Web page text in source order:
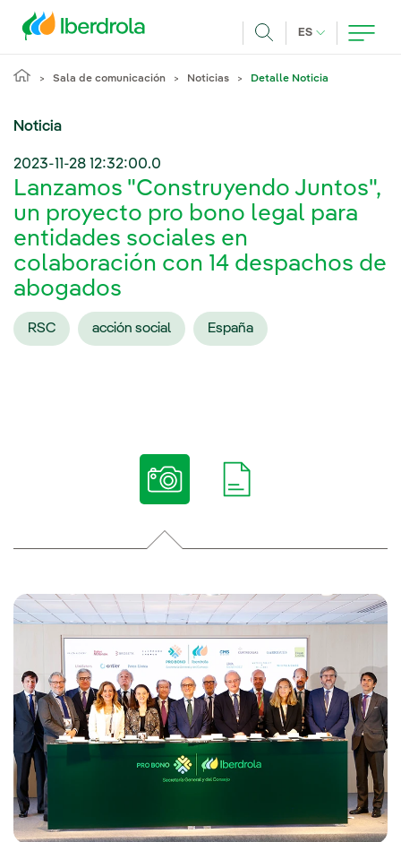
ES IDIOMA
Sala de comunicación Noticias Detalle Noticia
Noticia
2023-11-28 12:32:00.0
Lanzamos "Construyendo Juntos",
un proyecto pro bono legal para
entidades sociales en
colaboración con 14 despachos de
abogados
RSC acción social España